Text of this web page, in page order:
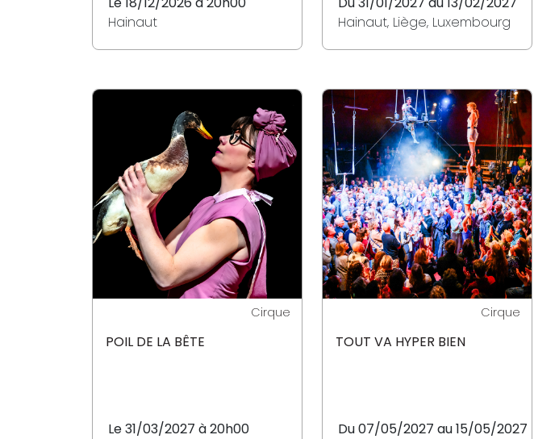
Hainaut
Hainaut, Liège, Luxembourg
Cirque
POIL DE LA BÊTE
Le 31/03/2027 à 20h00
Cirque
TOUT VA HYPER BIEN
Du 07/05/2027 au 15/05/2027